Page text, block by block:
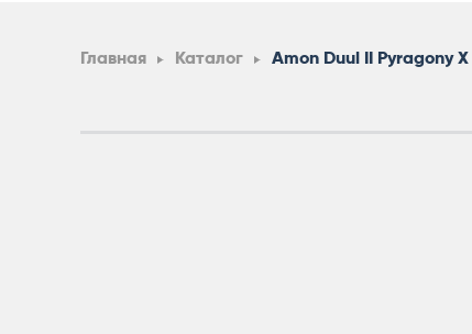
Главная Каталог Amon Duul II Pyragony X